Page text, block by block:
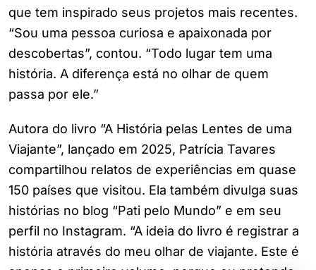
que tem inspirado seus projetos mais recentes.
“Sou uma pessoa curiosa e apaixonada por
descobertas”, contou. “Todo lugar tem uma
história. A diferença está no olhar de quem
passa por ele.”
Autora do livro “A História pelas Lentes de uma
Viajante”, lançado em 2025, Patrícia Tavares
compartilhou relatos de experiências em quase
150 países que visitou. Ela também divulga suas
histórias no blog “Pati pelo Mundo” e em seu
perfil no Instagram. “A ideia do livro é registrar a
história através do meu olhar de viajante. Este é